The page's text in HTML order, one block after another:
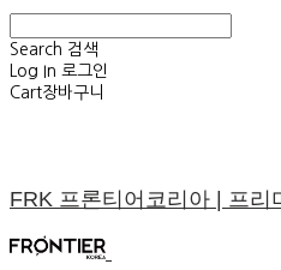
Search 검색
Log In 로그인
Cart장바구니
FRK 프론티어코리아 | 프리